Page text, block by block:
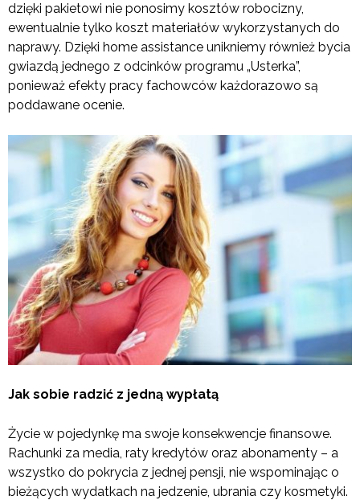
dzięki pakietowi nie ponosimy kosztów robocizny,
ewentualnie tylko koszt materiałów wykorzystanych do
naprawy. Dzięki home assistance unikniemy również bycia
gwiazdą jednego z odcinków programu „Usterka”,
ponieważ efekty pracy fachowców każdorazowo są
poddawane ocenie.
Jak sobie radzić z jedną wypłatą
Życie w pojedynkę ma swoje konsekwencje finansowe.
Rachunki za media, raty kredytów oraz abonamenty – a
wszystko do pokrycia z jednej pensji, nie wspominając o
bieżących wydatkach na jedzenie, ubrania czy kosmetyki.